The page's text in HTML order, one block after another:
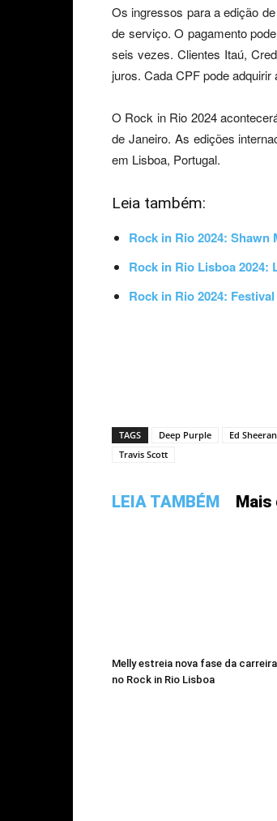
Os ingressos para a edição
de serviço. O pagamento
seis vezes. Clientes Itaú,
juros. Cada CPF pode
O Rock in Rio 2024
de Janeiro. As edições
em Lisboa, Portugal.
Leia também:
Rock in Rio 2024:
Rock in Rio Lisboa 2024:
Rock in Rio 2024:
TAGS Deep Purple Ed Sheeran
Travis Scott
LEIA TAMBÉM Mais
Melly estreia nova fase da carreira
no Rock in Rio Lisboa